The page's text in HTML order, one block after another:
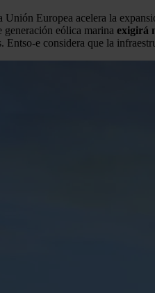
Europea acelera la
eólica marina exigirá
Entso-e considera que la